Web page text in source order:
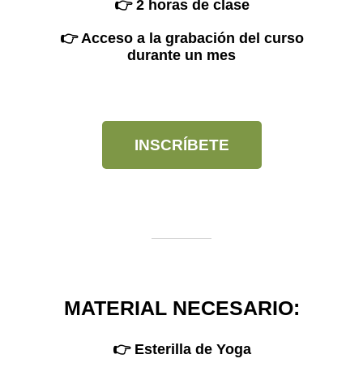
👉 2 horas de clase
👉 Acceso a la grabación del curso
durante un mes
INSCRÍBETE
MATERIAL NECESARIO:
👉 Esterilla de Yoga